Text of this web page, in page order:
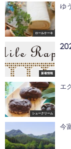
ロールケーキ
ゆ
新着情報
シュークリーム
エ
今